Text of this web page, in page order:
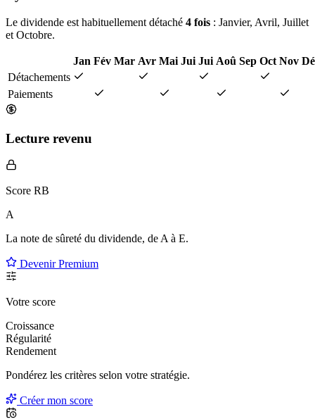
Le dividende est habituellement détaché 4 fois : Janvier, Avril, Juillet
et Octobre.
Jan Fév Mar Avr Mai Jui Jui Aoû Sep Oct Nov
Détachements
Paiements
Lecture revenu
Score RB
A
La note de sûreté du dividende, de A à E.
Devenir Premium
Votre score
Croissance
Régularité
Rendement
Pondérez les critères selon votre stratégie.
Créer mon score